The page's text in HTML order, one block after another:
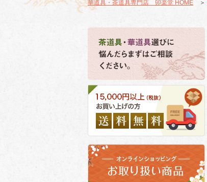
華道具・茶道具専門店 卯楽堂 HOME ＞